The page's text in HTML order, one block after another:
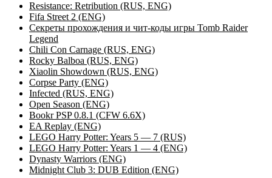
Resistance: Retribution (RUS, ENG)
Fifa Street 2 (ENG)
Секреты прохождения и чит-коды игры Tomb Raider
Legend
Chili Con Carnage (RUS, ENG)
Rocky Balboa (RUS, ENG)
Xiaolin Showdown (RUS, ENG)
Corpse Party (ENG)
Infected (RUS, ENG)
Open Season (ENG)
Bookr PSP 0.8.1 (CFW 6.6X)
EA Replay (ENG)
LEGO Harry Potter: Years 5 — 7 (RUS)
LEGO Harry Potter: Years 1 — 4 (ENG)
Dynasty Warriors (ENG)
Midnight Club 3: DUB Edition (ENG)